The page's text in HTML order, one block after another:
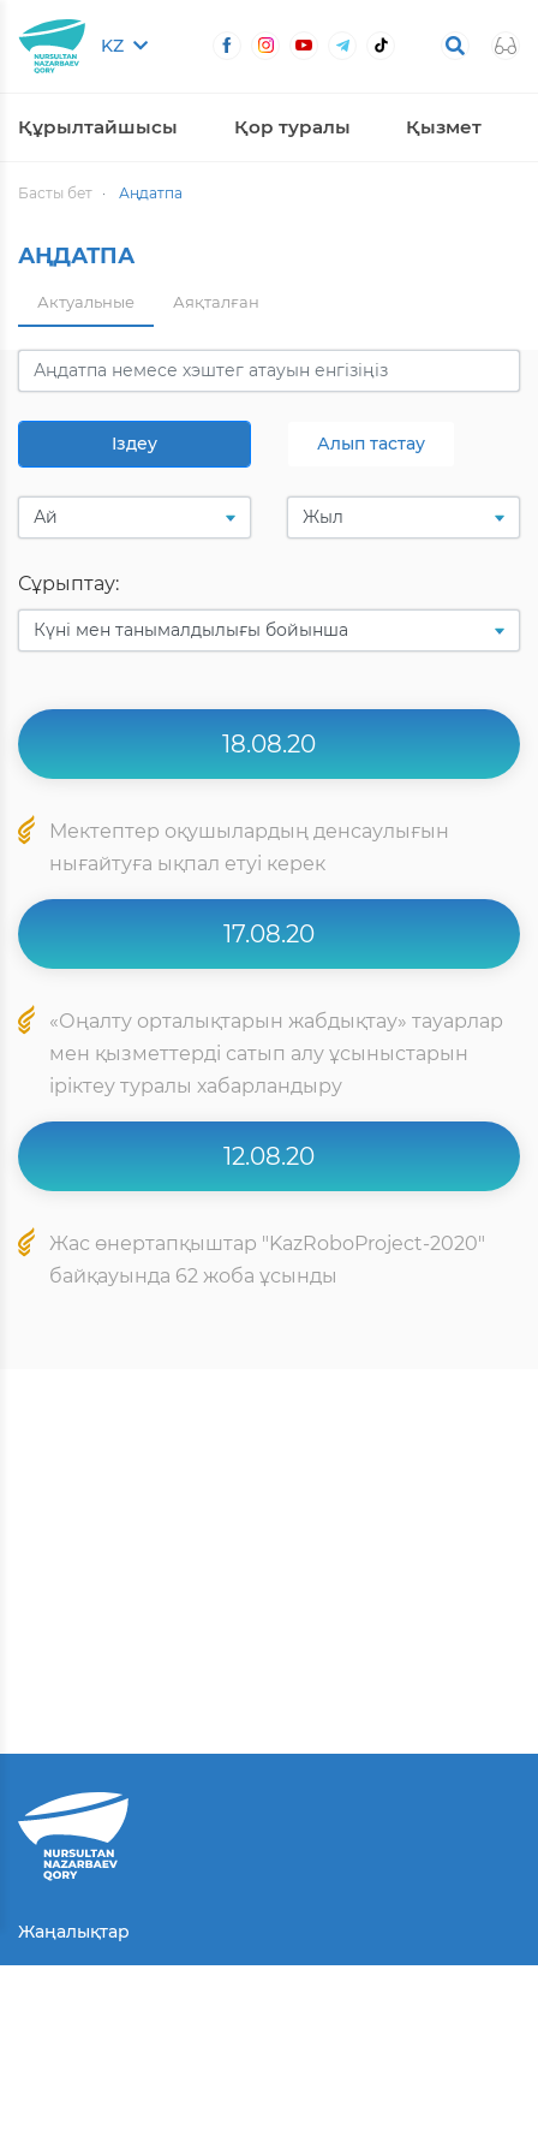
KZ
Құрылтайшысы Қор туралы Қызмет
Басты бет Аңдатпа
АҢДАТПА
Актуальные Аяқталған
Іздеу Алып тастау
Сұрыптау:
18.08.20
Мектептер оқушылардың денсаулығын
нығайтуға ықпал етуі керек
17.08.20
«Оңалту орталықтарын жабдықтау» тауарлар
мен қызметтерді сатып алу ұсыныстарын
іріктеу туралы хабарландыру
12.08.20
Жас өнертапқыштар "KazRoboProject-2020"
байқауында 62 жоба ұсынды
Жаңалықтар